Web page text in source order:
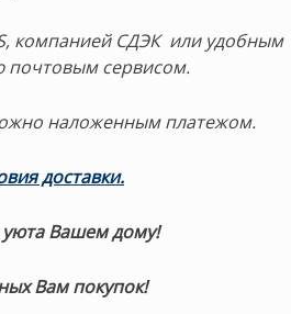
компанией СДЭК или удобным
почтовым сервисом.
наложенным платежом.
доставки.
уюта Вашем дому!
Вам покупок!